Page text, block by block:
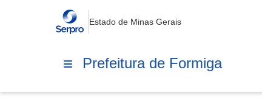
Estado de Minas Gerais
Prefeitura de Formiga